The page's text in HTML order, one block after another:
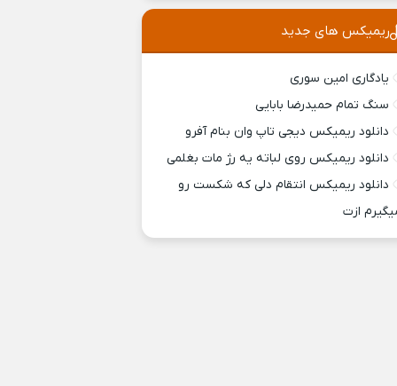
ریمیکس های جدید
یادگاری امین سوری
سنگ تمام حمیدرضا بابایی
دانلود ریمیکس ديجی تاپ وان بنام آفرو
دانلود ریمیکس روی لباته یه رژ مات بغلمی
دانلود ریمیکس انتقام دلی که شکست رو
ازت